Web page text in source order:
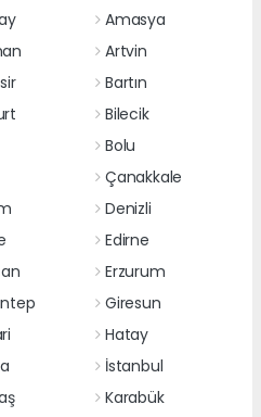
Amasya
Artvin
Bartın
Bilecik
Bolu
Çanakkale
Denizli
Edirne
Erzurum
Giresun
Hatay
İstanbul
Karabük